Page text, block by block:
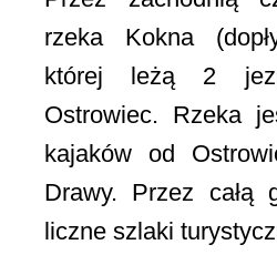
rzeka Kokna
której leżą 2
Ostrowiec. Rzeka
kajaków od
Drawy. Przez całą
liczne szlaki